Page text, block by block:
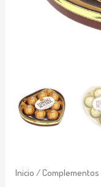
Inicio /Complementos